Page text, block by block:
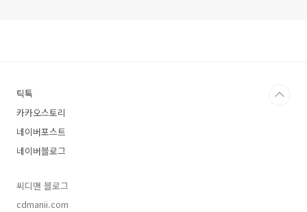
틱톡
카카오스토리
네이버포스트
네이버블로그
씨디맨 블로그
cdmanii.com